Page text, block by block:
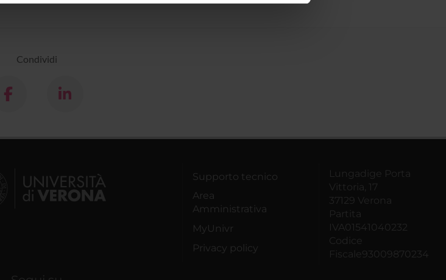
Condividi
Supporto tecnico
Area
Amministrativa
MyUnivr
Privacy policy
Lungadige Porta
Vittoria, 17
37129 Verona
Partita
IVA01541040232
Codice
Fiscale93009870234